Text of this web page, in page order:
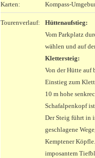
Karten: Kompass-
Tourenverlauf:
Hüttenaufstieg:
Vom Parkplatz
wählen und auf
Klettersteig:
Von der Hütte auf
Einstieg zum
10 m hohe
Schafalpenkopf
Der Steig führt in
geschlagene
Kemptener
imposantem